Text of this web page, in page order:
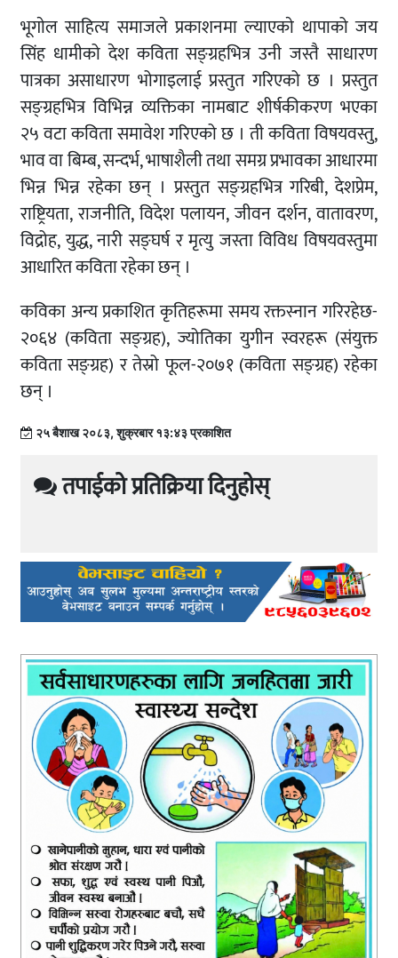
भूगाेल साहित्य समाजले प्रकाशनमा ल्याएकाे थापाको जय
सिंह धामीको देश कविता सङ्ग्रहभित्र उनी जस्तै साधारण
पात्रका असाधारण भोगाइलाई प्रस्तुत गरिएको छ । प्रस्तुत
सङ्ग्रहभित्र विभिन्न व्यक्तिका नामबाट शीर्षकीकरण भएका
२५ वटा कविता समावेश गरिएको छ । ती कविता विषयवस्तु,
भाव वा बिम्ब, सन्दर्भ, भाषाशैली तथा समग्र प्रभावका आधारमा
भिन्न भिन्न रहेका छन् । प्रस्तुत सङ्ग्रहभित्र गरिबी, देशप्रेम,
राष्ट्रियता, राजनीति, विदेश पलायन, जीवन दर्शन, वातावरण,
विद्रोह, युद्ध, नारी सङ्घर्ष र मृत्यु जस्ता विविध विषयवस्तुमा
आधारित कविता रहेका छन् ।
कविका अन्य प्रकाशित कृतिहरूमा समय रक्तस्नान गरिरहेछ-
२०६४ (कविता सङ्ग्रह), ज्योतिका युगीन स्वरहरू (संयुक्त
कविता सङ्ग्रह) र तेस्रो फूल-२०७१ (कविता सङ्ग्रह) रहेका
छन् ।
२५ बैशाख २०८३, शुक्रबार १३:४३ प्रकाशित
तपाईको प्रतिक्रिया दिनुहोस्